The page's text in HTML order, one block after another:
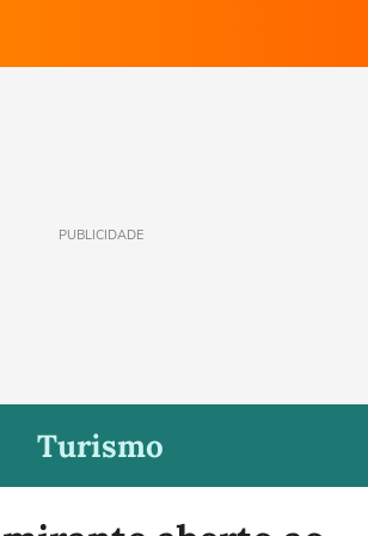
PUBLICIDADE
Turismo